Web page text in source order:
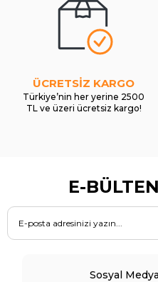
ÜCRETSİZ KARGO
Türkiye’nin her yerine 2500
TL ve üzeri ücretsiz kargo!
E-
Sosyal